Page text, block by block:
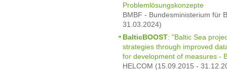
Problemlösungskonzepte
BMBF - Bundesministerium für
31.03.2024)
BalticBOOST: "Baltic Sea
strategies through improved
for development of measures -
HELCOM (15.09.2015 -